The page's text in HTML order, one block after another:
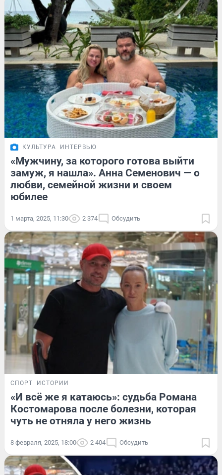
КУЛЬТУРА ИНТЕРВЬЮ
«Мужчину, за которого готова выйти
замуж, я нашла». Анна Семенович — о
любви, семейной жизни и своем
юбилее
1 марта, 2025, 11:30 2 374 Обсудить
СПОРТ ИСТОРИИ
«И всё же я катаюсь»: судьба Романа
Костомарова после болезни, которая
чуть не отняла у него жизнь
8 февраля, 2025, 18:00 2 404 Обсудить